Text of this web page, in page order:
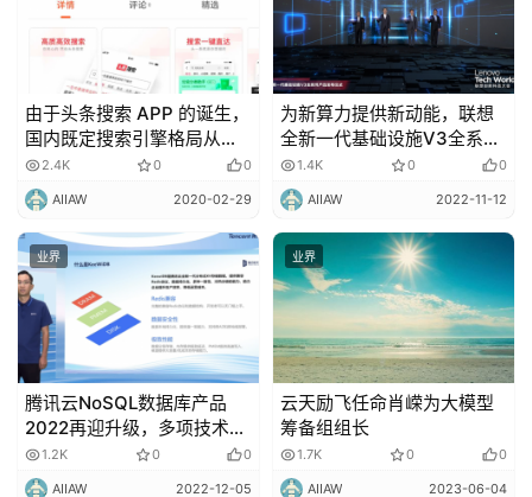
由于头条搜索 APP 的诞生，
国内既定搜索引擎格局从此
多了一个“搅局者”！
2.4K 0 0
AIIAW 2020-02-29
为新算力提供新动能，联想
全新一代基础设施V3全系列
产品发布
1.4K 0 0
AIIAW 2022-11-12
业界
腾讯云NoSQL数据库产品
2022再迎升级，多项技术细
节首次公开
1.2K 0 0
AIIAW 2022-12-05
业界
云天励飞任命肖嵘为大模型
筹备组组长
1.7K 0 0
AIIAW 2023-06-04